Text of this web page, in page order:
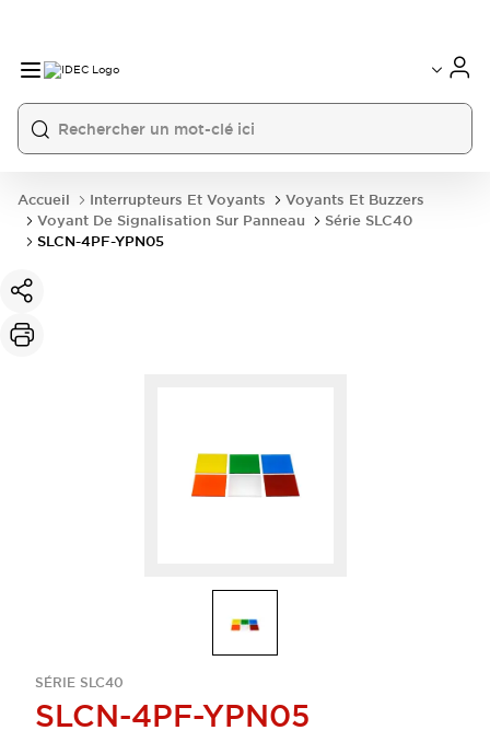
Accueil Interrupteurs Et Voyants
Voyants Et Buzzers
Voyant De Signalisation Sur Panneau
Série SLC40
SLCN-4PF-YPN05
SÉRIE SLC40
SLCN-4PF-YPN05